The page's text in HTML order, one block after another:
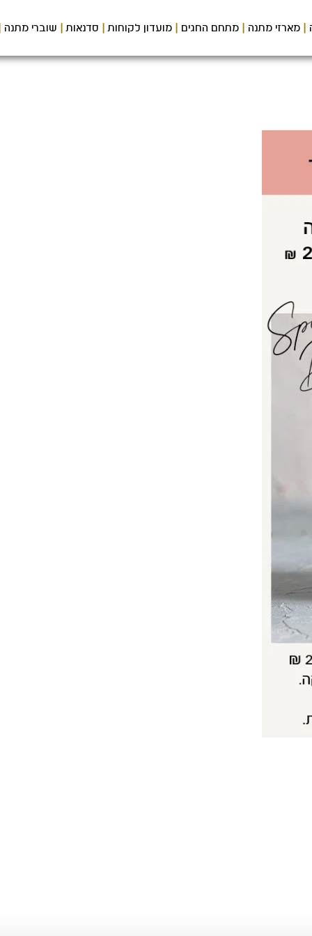
מארזי מתנה מתחם החגים מועדון לקוחות סדנאות שוברי מתנה